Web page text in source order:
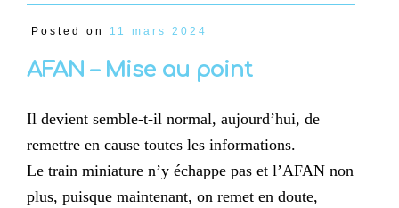
Posted on 11 mars 2024
AFAN – Mise au point
Il devient semble-t-il normal, aujourd’hui, de
remettre en cause toutes les informations.
Le train miniature n’y échappe pas et l’AFAN non
plus, puisque maintenant, on remet en doute,